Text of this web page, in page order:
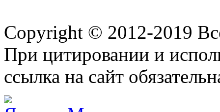
Copyright © 2012-2019
При цитировании и
ссылка на сайт